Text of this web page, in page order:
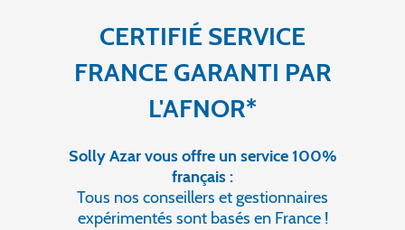
CERTIFIÉ SERVICE
FRANCE GARANTI PAR
L'AFNOR*
Solly Azar vous offre un service 100%
français :
Tous nos conseillers et gestionnaires
expérimentés sont basés en France !